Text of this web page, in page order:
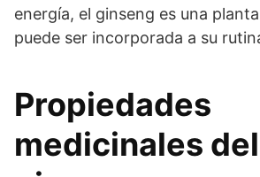
energía, el ginseng es una
puede ser incorporada a su
Propiedades
medicinales del